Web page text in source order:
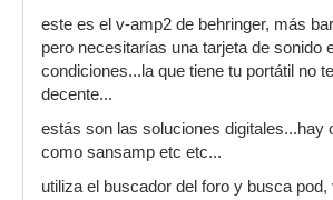
este es el v-amp2 de behringer, más
pero necesitarías una tarjeta de sonido
condiciones...la que tiene tu portátil no
decente...
estás son las soluciones digitales...hay
como sansamp etc etc...
utiliza el buscador del foro y busca